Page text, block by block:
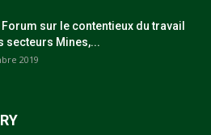
Forum sur le contentieux du travail
secteurs Mines,...
2019